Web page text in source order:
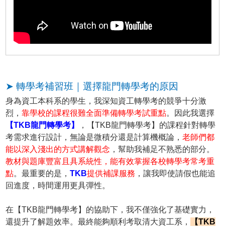
➤ 轉學考補習班｜選擇龍門轉學考的原因
身為資工本科系的學生，我深知資工轉學考的競爭十分激
烈，靠學校的課程很難全面準備轉學考試重點。因此我選擇
【TKB龍門轉學考】
，【TKB龍門轉學考】的課程針對轉學
考需求進行設計，無論是微積分還是計算機概論，老師們都
能以深入淺出的方式講解觀念 ，幫助我補足不熟悉的部分。
教材與題庫豐富且具系統性，能有效掌握各校轉學考常考重
點。最重要的是，TKB提供補課服務 ，讓我即使請假也能追
回進度，時間運用更具彈性。
在【TKB龍門轉學考】的協助下，我不僅強化了基礎實力，
還提升了解題效率。最終能夠順利考取清大資工系，
【TKB